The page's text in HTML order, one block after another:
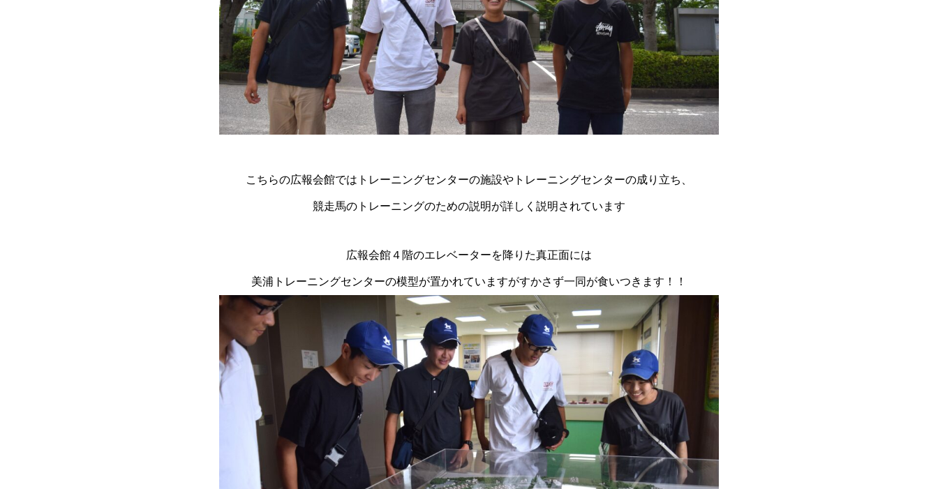
こちらの広報会館ではトレーニングセンターの施設やトレーニングセンターの成り立ち、
競走馬のトレーニングのための説明が詳しく説明されています
広報会館４階のエレベーターを降りた真正面には
美浦トレーニングセンターの模型が置かれていますがすかさず一同が食いつきます！！